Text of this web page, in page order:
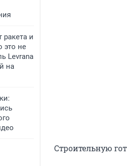
ракета и
это не
Levrana
на
Строительную